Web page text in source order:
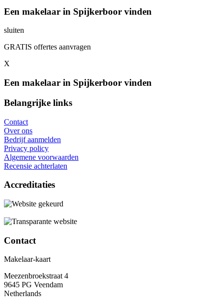
Een makelaar in Spijkerboor vinden
sluiten
GRATIS offertes aanvragen
X
Een makelaar in Spijkerboor vinden
Belangrijke links
Contact
Over ons
Bedrijf aanmelden
Privacy policy
Algemene voorwaarden
Recensie achterlaten
Accreditaties
Contact
Makelaar-kaart
Meezenbroekstraat 4
9645 PG Veendam
Netherlands